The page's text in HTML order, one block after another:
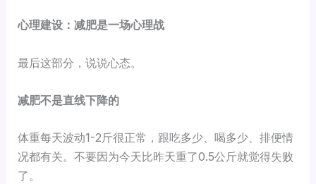
心理建设：减肥是一场心理战
最后这部分，说说心态。
减肥不是直线下降的
体重每天波动1-2斤很正常，跟吃多少、喝多少、排便情
况都有关。不要因为今天比昨天重了0.5公斤就觉得失败
了。